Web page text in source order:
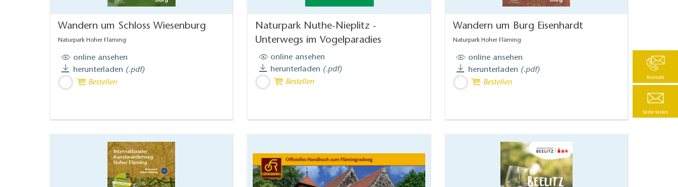
Wandern um Schloss Wiesenburg
Naturpark Hoher Fläming
online ansehen
herunterladen (.pdf)
Bestellen
Naturpark Nuthe-Nieplitz -
Unterwegs im Vogelparadies
online ansehen
herunterladen (.pdf)
Bestellen
Wandern um Burg Eisenhardt
Naturpark Hoher Fläming
online ansehen
herunterladen (.pdf)
Bestellen
Kontakt
Seite teilen